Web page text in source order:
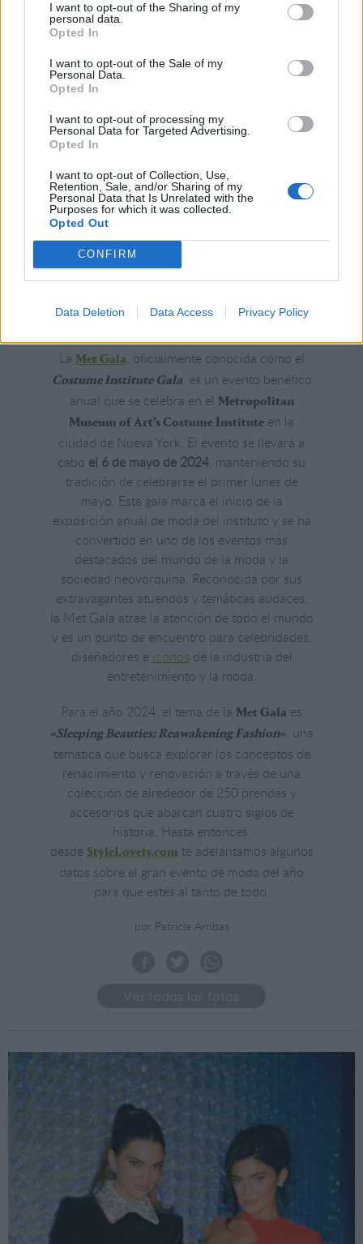
I want to opt-out of the Sharing of my
personal data.
Opted In
I want to opt-out of the Sale of my
Personal Data.
Opted In
I want to opt-out of processing my
Personal Data for Targeted Advertising.
Opted In
I want to opt-out of Collection, Use,
Retention, Sale, and/or Sharing of my
Personal Data that Is Unrelated with the
Purposes for which it was collected.
Opted Out
CONFIRM
Data Deletion Data Access Privacy Policy
Todo lo que debes saber sobre
la Met Gala 2024
Te revelamos la temática del Met Gala de este
año, así como la fecha y lugar donde se llevará a
cabo el evento de moda más esperado del año
La Met Gala, oficialmente conocida como el
Costume Institute Gala, es un evento benéfico
anual que se celebra en el Metropolitan
Museum of Art’s Costume Institute en la
ciudad de Nueva York. El evento se llevará a
cabo el 6 de mayo de 2024, manteniendo su
tradición de celebrarse el primer lunes de
mayo. Esta gala marca el inicio de la
exposición anual de moda del instituto y se ha
convertido en uno de los eventos más
destacados del mundo de la moda y la
sociedad neoyorquina. Reconocida por sus
extravagantes atuendos y temáticas audaces,
la Met Gala atrae la atención de todo el mundo
y es un punto de encuentro para celebridades,
diseñadores e iconos de la industria del
entretenimiento y la moda.
Para el año 2024, el tema de la Met Gala es
«Sleeping Beauties: Reawakening Fashion», una
temática que busca explorar los conceptos de
renacimiento y renovación a través de una
colección de alrededor de 250 prendas y
accesorios que abarcan cuatro siglos de
historia. Hasta entonces,
desde StyleLovely.com te adelantamos algunos
datos sobre el gran evento de moda del año
para que estés al tanto de todo.
por Patricia Arribas